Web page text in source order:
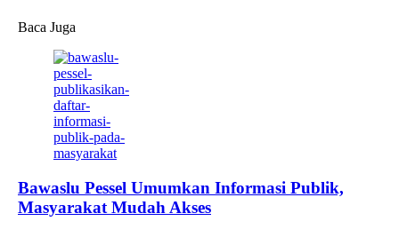
Baca Juga
Bawaslu Pessel Umumkan Informasi Publik,
Masyarakat Mudah Akses